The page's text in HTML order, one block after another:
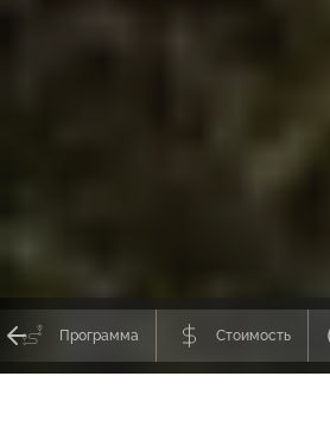
Программа Стоимость